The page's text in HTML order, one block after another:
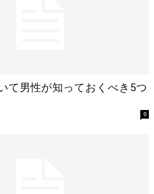
て男性が知っておくべき5つ
0